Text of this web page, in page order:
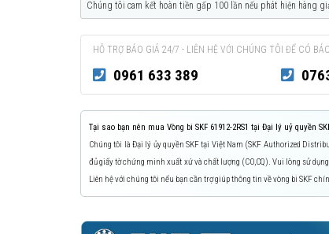
Chúng tôi cam kết hoàn tiền gấp 100 lần nếu phát hiện hàng
HỖ TRỢ BÁO GIÁ 24/7 - LIÊN HỆ VỚI CHÚNG TÔI ĐỂ CÓ
0961 633 389
Tại sao bạn nên mua Vòng bi SKF 61912-2RS1 tại Đại lý uỷ quyền
Chúng tôi là Đại lý ủy quyền SKF tại Việt Nam (SKF Authorized
đủ giấy tờ chứng minh xuất xứ và chất lượng (CO,CQ). Vui lòng sử
Liên hệ với chúng tôi nếu bạn cần trợ giúp thông tin về vòng bi SKF